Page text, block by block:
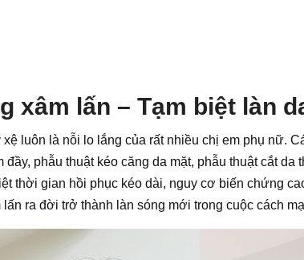
xâm lấn – Tạm biệt làn
xệ luôn là nỗi lo lắng của rất nhiều chị em phụ nữ.
đầy, phẫu thuật kéo căng da mặt, phẫu thuật cắt
thời gian hồi phục kéo dài, nguy cơ biến chứng
ra đời trở thành làn sóng mới trong cuộc cách